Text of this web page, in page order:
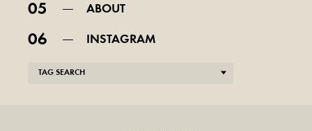
05 ABOUT
06 INSTAGRAM
TAG SEARCH